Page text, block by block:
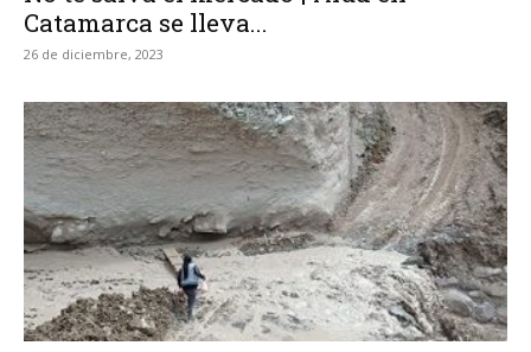
Catamarca se lleva...
26 de diciembre, 2023